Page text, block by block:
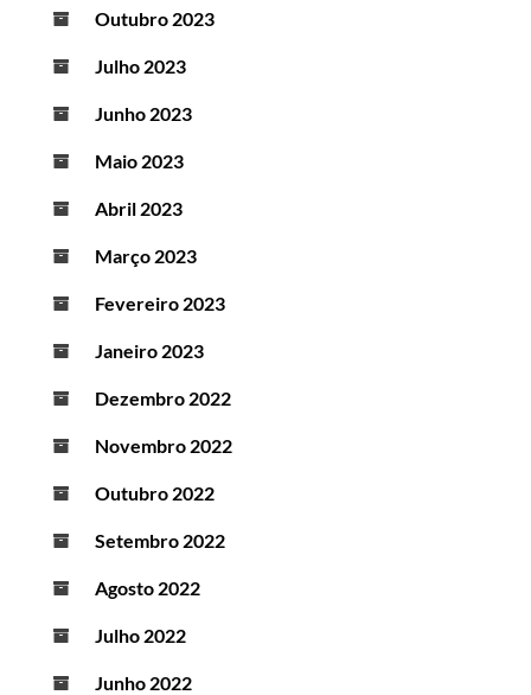
Outubro 2023
Julho 2023
Junho 2023
Maio 2023
Abril 2023
Março 2023
Fevereiro 2023
Janeiro 2023
Dezembro 2022
Novembro 2022
Outubro 2022
Setembro 2022
Agosto 2022
Julho 2022
Junho 2022